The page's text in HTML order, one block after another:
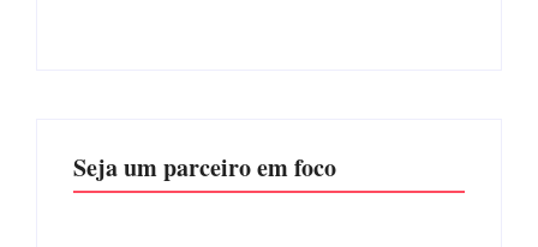
Seja um parceiro em foco